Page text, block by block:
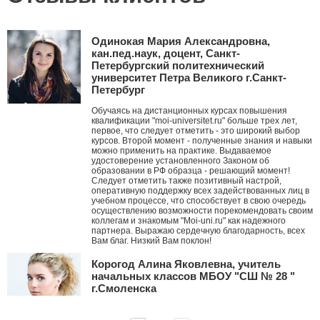
Одинокая Мария Александровна,
кан.пед.наук, доцент, Санкт-
Петербургский политехнический
университет Петра Великого г.Санкт-
Петербург
Обучаясь на дистанционных курсах повышения
квалификации "moi-universitet.ru" больше трех лет,
первое, что следует отметить - это широкий выбор
курсов. Второй момент - полученные знания и навыки
можно применить на практике. Выдаваемое
удостоверение установленного Законом об
образовании в РФ образца - решающий момент!
Следует отметить также позитивный настрой,
оперативную поддержку всех задействованных лиц в
учебном процессе, что способствует в свою очередь
осуществлению возможности порекомендовать своим
коллегам и знакомым "Moi-uni.ru" как надежного
партнера. Выражаю сердечную благодарность, всех
Вам благ. Низкий Вам поклон!
Корогод Алина Яковлевна, учитель
начальных классов МБОУ "СШ № 28 "
г.Смоленска